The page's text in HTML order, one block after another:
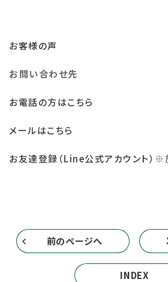
お客様の声
お問い合わせ先
お電話の方はこちら
メールはこちら
お友達登録（Line公式アカウント） ※
前のページへ
INDEX